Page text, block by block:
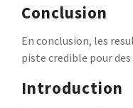
Conclusion
En conclusion, les
piste credible pour des
Introduction